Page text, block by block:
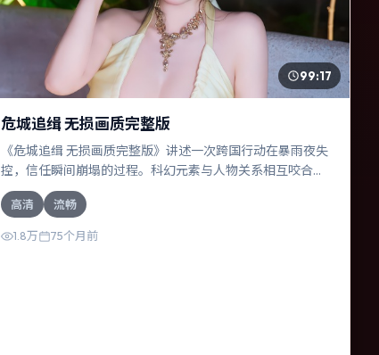
99:17
危城追缉 无损画质完整版
《危城追缉 无损画质完整版》讲述一次跨国行动在暴雨夜失
控，信任瞬间崩塌的过程。科幻元素与人物关系相互咬合，
梁朝伟、段奕宏的对手戏尤为出彩。导演陈凯歌善于在长镜
头中积蓄张力，本片亦在英国实地取景，增强真实质感。
高清 流畅
1.8万 75个月前